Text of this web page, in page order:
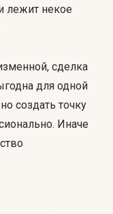
лежит некое
сделка
для одной
создать точку
Иначе